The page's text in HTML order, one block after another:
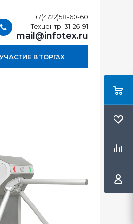
+7(4722)58-60-60
Техцентр: 31-26-91
mail@infotex.ru
УЧАСТИЕ В ТОРГАХ